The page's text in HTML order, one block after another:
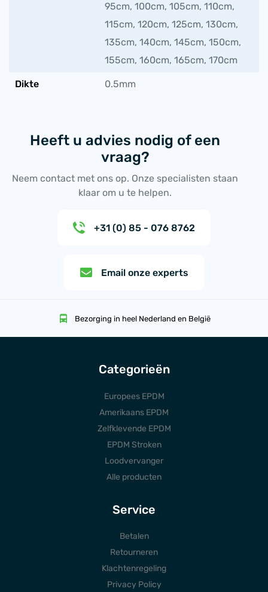
95cm, 100cm, 105cm, 110cm,
115cm, 120cm, 125cm, 130cm,
135cm, 140cm, 145cm, 150cm,
155cm, 160cm, 165cm, 170cm
Dikte 0.5mm
Heeft u advies nodig of een
vraag?
Neem contact met ons op. Onze specialisten staan
klaar om u te helpen.
+31 (0) 85 - 076 8762
Email onze experts
Bezorging in heel Nederland en België
Categorieën
Europees EPDM
Amerikaans EPDM
Zelfklevende EPDM
EPDM Stroken
Loodvervanger
Alle producten
Service
Betalen
Retourneren
Klachtenregeling
Privacy Policy